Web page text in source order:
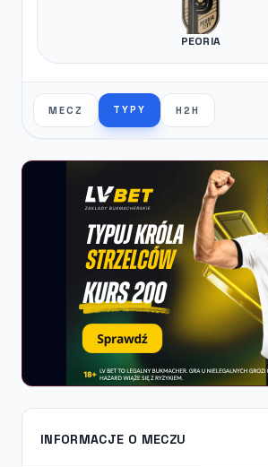
PEORIA
MECZ TYPY H2H
INFORMACJE O MECZU